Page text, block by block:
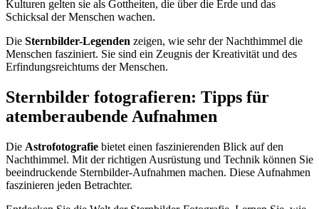
Kulturen gelten sie als Gottheiten, die über die Erde und das
Schicksal der Menschen wachen.
Die Sternbilder-Legenden zeigen, wie sehr der Nachthimmel die
Menschen fasziniert. Sie sind ein Zeugnis der Kreativität und des
Erfindungsreichtums der Menschen.
Sternbilder fotografieren: Tipps für
atemberaubende Aufnahmen
Die Astrofotografie bietet einen faszinierenden Blick auf den
Nachthimmel. Mit der richtigen Ausrüstung und Technik können Sie
beeindruckende Sternbilder-Aufnahmen machen. Diese Aufnahmen
faszinieren jeden Betrachter.